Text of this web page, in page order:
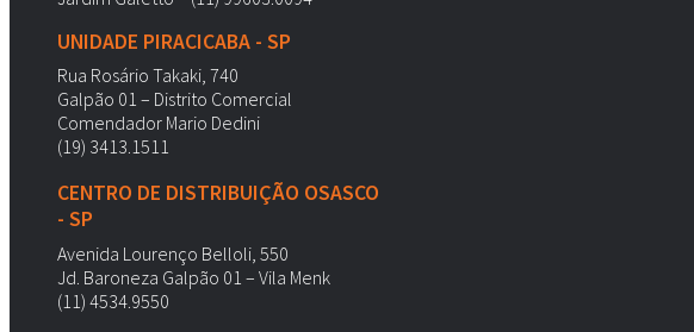
UNIDADE PIRACICABA - SP
Rua Rosário Takaki, 740
Galpão 01 – Distrito Comercial
Comendador Mario Dedini
(19) 3413.1511
CENTRO DE DISTRIBUIÇÃO OSASCO
- SP
Avenida Lourenço Belloli, 550
Jd. Baroneza Galpão 01 – Vila Menk
(11) 4534.9550